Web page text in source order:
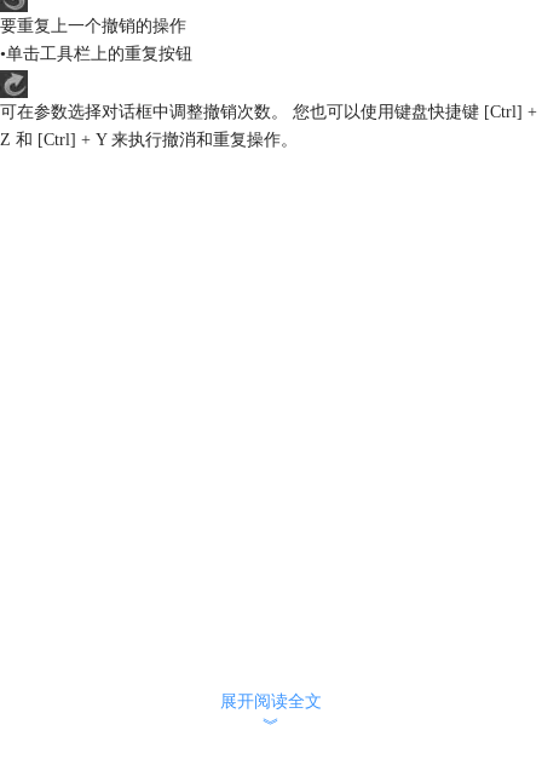
要重复上一个撤销的操作
•单击工具栏上的重复按钮
可在参数选择对话框中调整撤销次数。 您也可以使用键盘快捷键 [Ctrl] +
Z 和 [Ctrl] + Y 来执行撤消和重复操作。
展开阅读全文
︾